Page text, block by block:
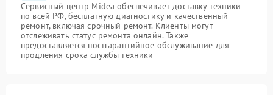
Сервисный центр Midea обеспечивает доставку техники
по всей РФ, бесплатную диагностику и качественный
ремонт, включая срочный ремонт. Клиенты могут
отслеживать статус ремонта онлайн. Также
предоставляется постгарантийное обслуживание для
продления срока службы техники